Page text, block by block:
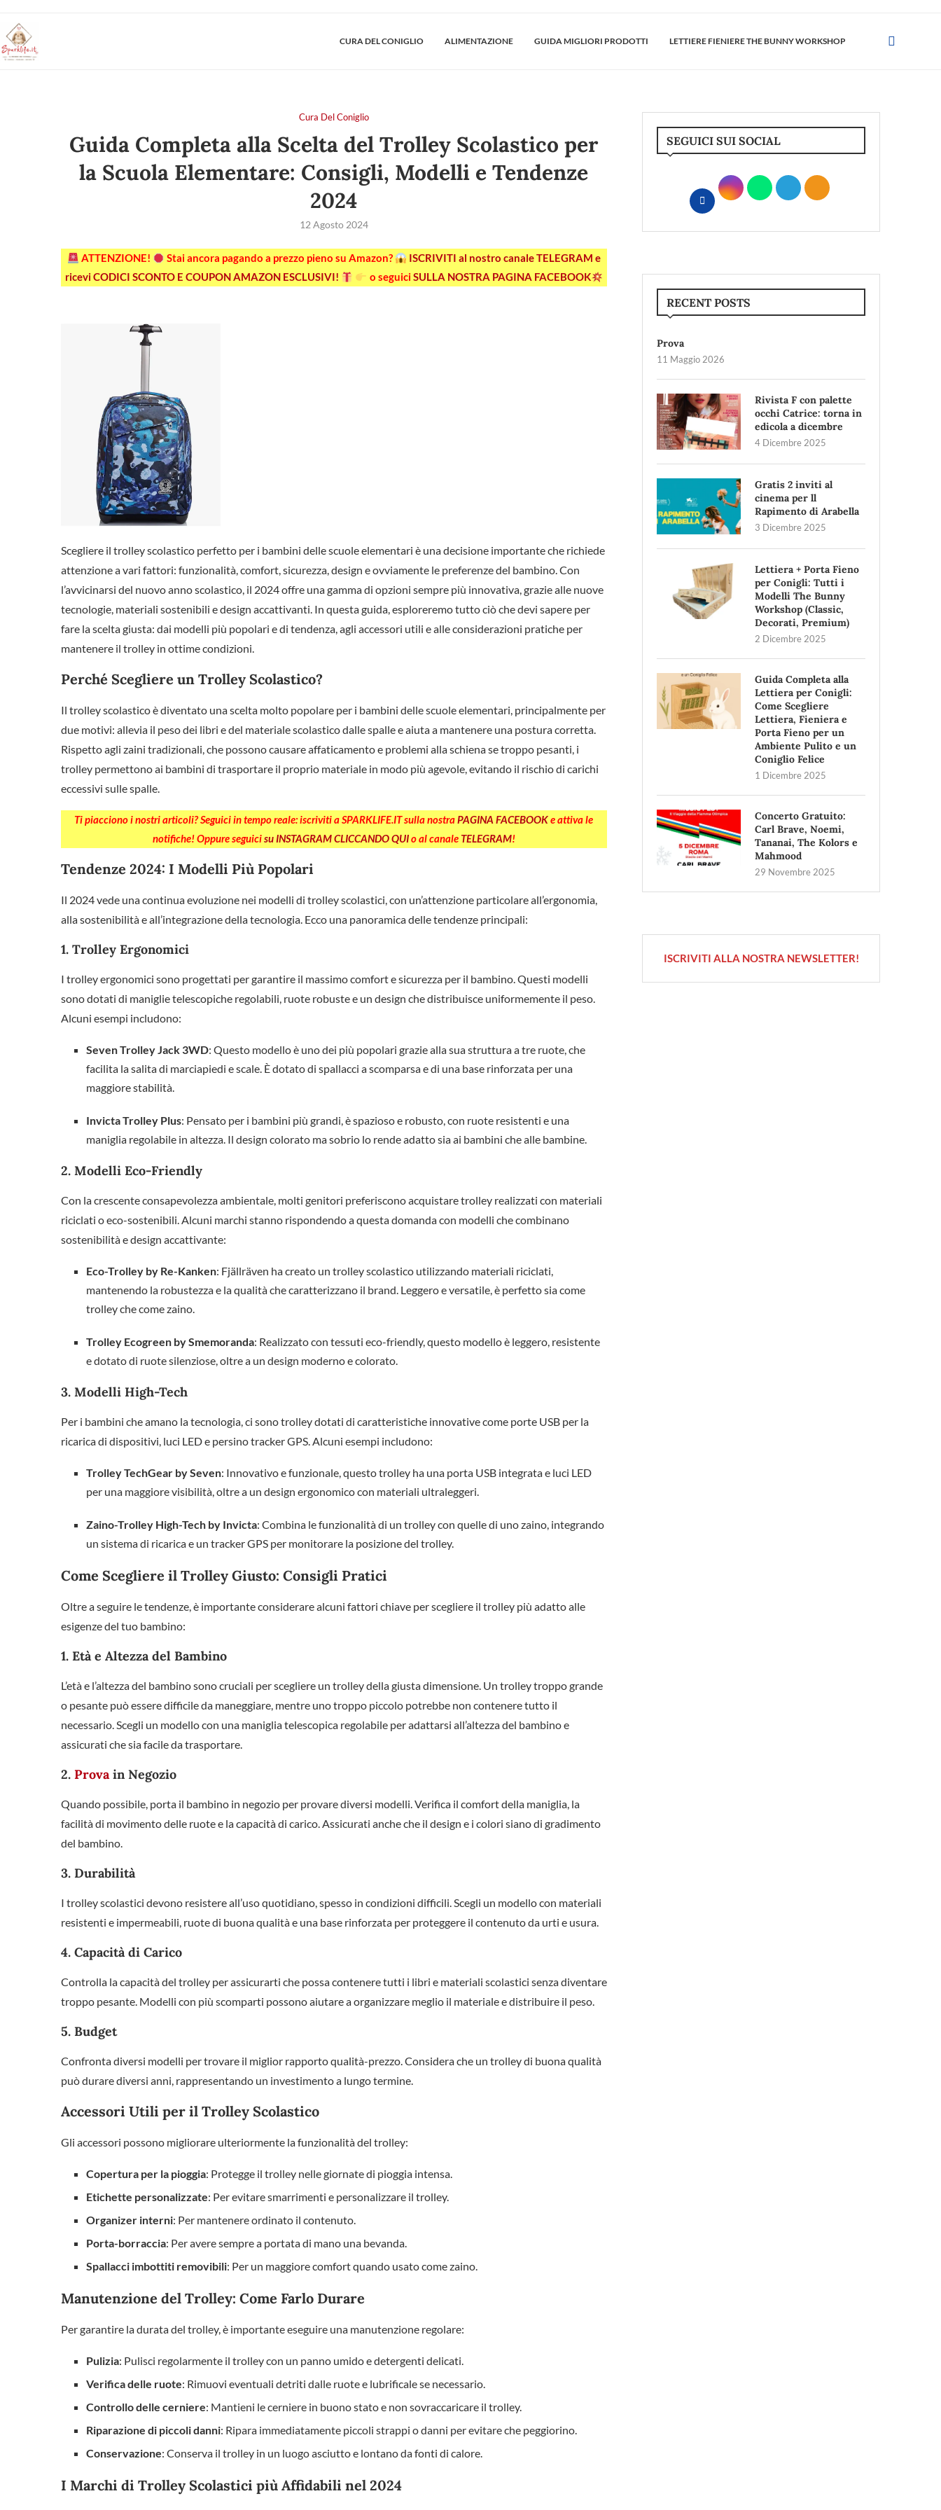
CURA DEL CONIGLIO ALIMENTAZIONE GUIDA MIGLIORI PRODOTTI LETTIERE FIENIERE THE BUNNY WORKSHOP
Cura Del Coniglio
Guida Completa alla Scelta del Trolley Scolastico per
la Scuola Elementare: Consigli, Modelli e Tendenze
2024
12 Agosto 2024
ATTENZIONE! Stai ancora pagando a prezzo pieno su Amazon?
ISCRIVITI al nostro canale TELEGRAM e
ricevi CODICI SCONTO E COUPON AMAZON ESCLUSIVI!
o seguiciSULLA NOSTRA PAGINA FACEBOOK
Scegliere il trolley scolastico perfetto per i bambini delle scuole elementari è una decisione importante che richiede
attenzione a vari fattori: funzionalità, comfort, sicurezza, design e ovviamente le preferenze del bambino. Con
l’avvicinarsi del nuovo anno scolastico, il 2024 offre una gamma di opzioni sempre più innovativa, grazie alle nuove
tecnologie, materiali sostenibili e design accattivanti. In questa guida, esploreremo tutto ciò che devi sapere per
fare la scelta giusta: dai modelli più popolari e di tendenza, agli accessori utili e alle considerazioni pratiche per
mantenere il trolley in ottime condizioni.
Perché Scegliere un Trolley Scolastico?
Il trolley scolastico è diventato una scelta molto popolare per i bambini delle scuole elementari, principalmente per
due motivi: allevia il peso dei libri e del materiale scolastico dalle spalle e aiuta a mantenere una postura corretta.
Rispetto agli zaini tradizionali, che possono causare affaticamento e problemi alla schiena se troppo pesanti, i
trolley permettono ai bambini di trasportare il proprio materiale in modo più agevole, evitando il rischio di carichi
eccessivi sulle spalle.
Ti piacciono i nostri articoli? Seguici in tempo reale: iscriviti a SPARKLIFE.IT sulla nostraPAGINA FACEBOOKe attiva le
notifiche! Oppure seguicisu INSTAGRAM CLICCANDO QUIo al canale TELEGRAM!
Tendenze 2024: I Modelli Più Popolari
Il 2024 vede una continua evoluzione nei modelli di trolley scolastici, con un’attenzione particolare all’ergonomia,
alla sostenibilità e all’integrazione della tecnologia. Ecco una panoramica delle tendenze principali:
1. Trolley Ergonomici
I trolley ergonomici sono progettati per garantire il massimo comfort e sicurezza per il bambino. Questi modelli
sono dotati di maniglie telescopiche regolabili, ruote robuste e un design che distribuisce uniformemente il peso.
Alcuni esempi includono:
Seven Trolley Jack 3WD: Questo modello è uno dei più popolari grazie alla sua struttura a tre ruote, che
facilita la salita di marciapiedi e scale. È dotato di spallacci a scomparsa e di una base rinforzata per una
maggiore stabilità.
Invicta Trolley Plus: Pensato per i bambini più grandi, è spazioso e robusto, con ruote resistenti e una
maniglia regolabile in altezza. Il design colorato ma sobrio lo rende adatto sia ai bambini che alle bambine.
2. Modelli Eco-Friendly
Con la crescente consapevolezza ambientale, molti genitori preferiscono acquistare trolley realizzati con materiali
riciclati o eco-sostenibili. Alcuni marchi stanno rispondendo a questa domanda con modelli che combinano
sostenibilità e design accattivante:
Eco-Trolley by Re-Kanken: Fjällräven ha creato un trolley scolastico utilizzando materiali riciclati,
mantenendo la robustezza e la qualità che caratterizzano il brand. Leggero e versatile, è perfetto sia come
trolley che come zaino.
Trolley Ecogreen by Smemoranda: Realizzato con tessuti eco-friendly, questo modello è leggero, resistente
e dotato di ruote silenziose, oltre a un design moderno e colorato.
3. Modelli High-Tech
Per i bambini che amano la tecnologia, ci sono trolley dotati di caratteristiche innovative come porte USB per la
ricarica di dispositivi, luci LED e persino tracker GPS. Alcuni esempi includono:
Trolley TechGear by Seven: Innovativo e funzionale, questo trolley ha una porta USB integrata e luci LED
per una maggiore visibilità, oltre a un design ergonomico con materiali ultraleggeri.
Zaino-Trolley High-Tech by Invicta: Combina le funzionalità di un trolley con quelle di uno zaino, integrando
un sistema di ricarica e un tracker GPS per monitorare la posizione del trolley.
Come Scegliere il Trolley Giusto: Consigli Pratici
Oltre a seguire le tendenze, è importante considerare alcuni fattori chiave per scegliere il trolley più adatto alle
esigenze del tuo bambino:
1. Età e Altezza del Bambino
L’età e l’altezza del bambino sono cruciali per scegliere un trolley della giusta dimensione. Un trolley troppo grande
o pesante può essere difficile da maneggiare, mentre uno troppo piccolo potrebbe non contenere tutto il
necessario. Scegli un modello con una maniglia telescopica regolabile per adattarsi all’altezza del bambino e
assicurati che sia facile da trasportare.
2. Prova in Negozio
Quando possibile, porta il bambino in negozio per provare diversi modelli. Verifica il comfort della maniglia, la
facilità di movimento delle ruote e la capacità di carico. Assicurati anche che il design e i colori siano di gradimento
del bambino.
3. Durabilità
I trolley scolastici devono resistere all’uso quotidiano, spesso in condizioni difficili. Scegli un modello con materiali
resistenti e impermeabili, ruote di buona qualità e una base rinforzata per proteggere il contenuto da urti e usura.
4. Capacità di Carico
Controlla la capacità del trolley per assicurarti che possa contenere tutti i libri e materiali scolastici senza diventare
troppo pesante. Modelli con più scomparti possono aiutare a organizzare meglio il materiale e distribuire il peso.
5. Budget
Confronta diversi modelli per trovare il miglior rapporto qualità-prezzo. Considera che un trolley di buona qualità
può durare diversi anni, rappresentando un investimento a lungo termine.
Accessori Utili per il Trolley Scolastico
Gli accessori possono migliorare ulteriormente la funzionalità del trolley:
Copertura per la pioggia: Protegge il trolley nelle giornate di pioggia intensa.
Etichette personalizzate: Per evitare smarrimenti e personalizzare il trolley.
Organizer interni: Per mantenere ordinato il contenuto.
Porta-borraccia: Per avere sempre a portata di mano una bevanda.
Spallacci imbottiti removibili: Per un maggiore comfort quando usato come zaino.
Manutenzione del Trolley: Come Farlo Durare
Per garantire la durata del trolley, è importante eseguire una manutenzione regolare:
Pulizia: Pulisci regolarmente il trolley con un panno umido e detergenti delicati.
Verifica delle ruote: Rimuovi eventuali detriti dalle ruote e lubrificale se necessario.
Controllo delle cerniere: Mantieni le cerniere in buono stato e non sovraccaricare il trolley.
Riparazione di piccoli danni: Ripara immediatamente piccoli strappi o danni per evitare che peggiorino.
Conservazione: Conserva il trolley in un luogo asciutto e lontano da fonti di calore.
I Marchi di Trolley Scolastici più Affidabili nel 2024
SEGUICI SUI SOCIAL
RECENT POSTS
Prova
11 Maggio 2026
Rivista F con palette
occhi Catrice: torna in
edicola a dicembre
4 Dicembre 2025
Gratis 2 inviti al
cinema per ll
Rapimento di Arabella
3 Dicembre 2025
Lettiera + Porta Fieno
per Conigli: Tutti i
Modelli The Bunny
Workshop (Classic,
Decorati, Premium)
2 Dicembre 2025
Guida Completa alla
Lettiera per Conigli:
Come Scegliere
Lettiera, Fieniera e
Porta Fieno per un
Ambiente Pulito e un
Coniglio Felice
1 Dicembre 2025
Concerto Gratuito:
Carl Brave, Noemi,
Tananai, The Kolors e
Mahmood
29 Novembre 2025
ISCRIVITI ALLA NOSTRA NEWSLETTER!